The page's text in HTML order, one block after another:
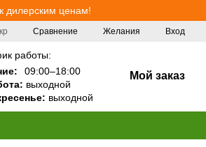
дилерским ценам!
Сравнение Желания Вход
работы:
09:00–18:00
выходной
выходной
Мой заказ